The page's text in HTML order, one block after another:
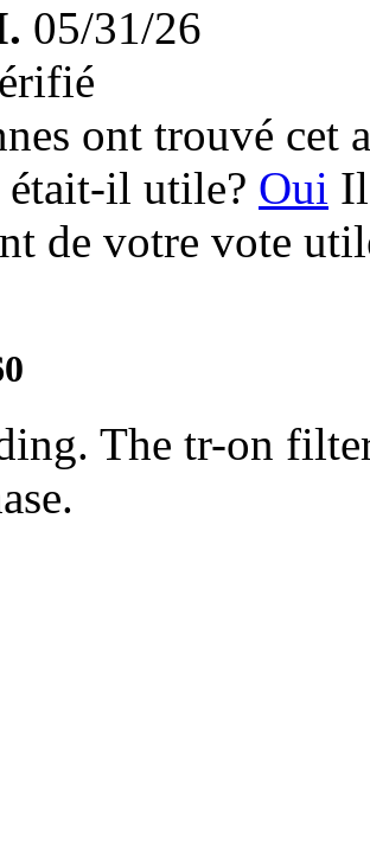
05/31/26
ont trouvé cet
était-il utile? Oui
de votre vote
The tr-on